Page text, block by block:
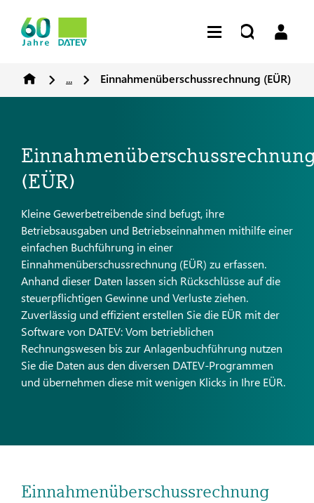
... Einnahmenüberschussrechnung (EÜR)
(EÜR)
Kleine Gewerbetreibende sind befugt, ihre
Betriebsausgaben und Betriebseinnahmen mithilfe einer
einfachen Buchführung in einer
Einnahmenüberschussrechnung (EÜR) zu erfassen.
Anhand dieser Daten lassen sich Rückschlüsse auf die
steuerpflichtigen Gewinne und Verluste ziehen.
Zuverlässig und effizient erstellen Sie die EÜR mit der
Software von DATEV: Vom betrieblichen
Rechnungswesen bis zur Anlagenbuchführung nutzen
Sie die Daten aus den diversen DATEV-Programmen
und übernehmen diese mit wenigen Klicks in Ihre EÜR.
Einnahmenüberschussrechnung